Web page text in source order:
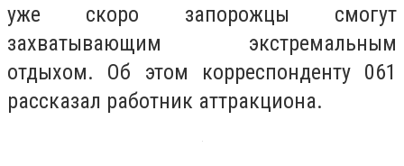
уже скоро запорожцы смогут
захватывающим экстремальным
отдыхом. Об этом корреспонденту 061
рассказал работник аттракциона.